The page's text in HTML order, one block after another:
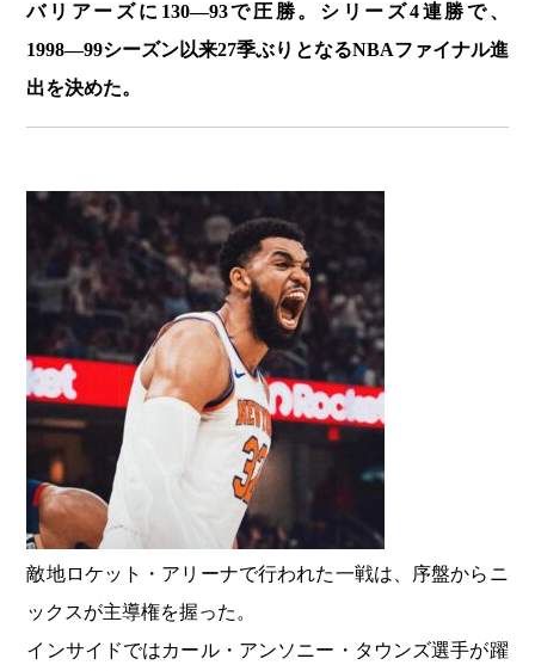
バリアーズに130―93で圧勝。シリーズ4連勝で、
1998―99シーズン以来27季ぶりとなるNBAファイナル進
出を決めた。
敵地ロケット・アリーナで行われた一戦は、序盤からニ
ックスが主導権を握った。
インサイドではカール・アンソニー・タウンズ選手が躍